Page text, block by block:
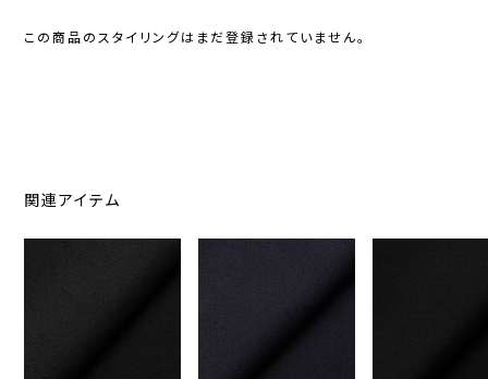
この商品のスタイリングはまだ登録されていません。
関連アイテム